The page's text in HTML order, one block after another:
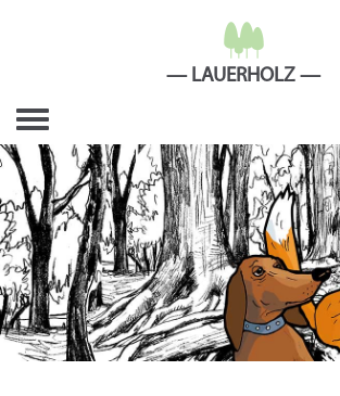
LAUERHOLZ
Toggle
navigation